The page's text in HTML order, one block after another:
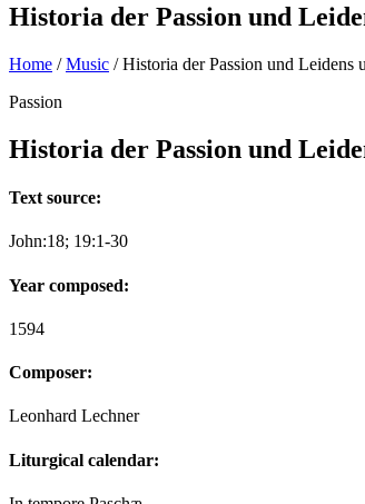
Historia der Passion und
Home /Music /Historia der Passion und Leidens
Passion
Historia der Passion und
Text source:
John:18; 19:1-30
Year composed:
1594
Composer:
Leonhard Lechner
Liturgical calendar: